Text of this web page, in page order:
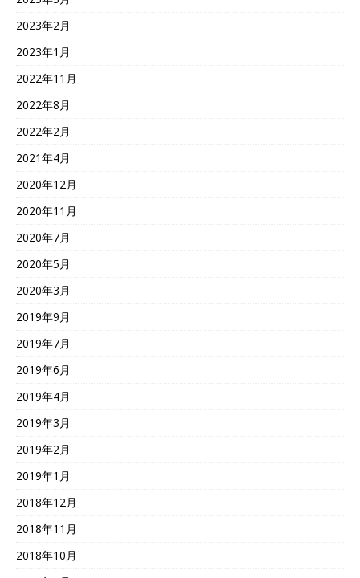
2023年2月
2023年1月
2022年11月
2022年8月
2022年2月
2021年4月
2020年12月
2020年11月
2020年7月
2020年5月
2020年3月
2019年9月
2019年7月
2019年6月
2019年4月
2019年3月
2019年2月
2019年1月
2018年12月
2018年11月
2018年10月